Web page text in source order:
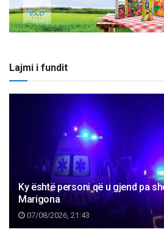
Lajmi i fundit
Ky është personi që u gjend pa
Marigona
07/08/2026, 21:43